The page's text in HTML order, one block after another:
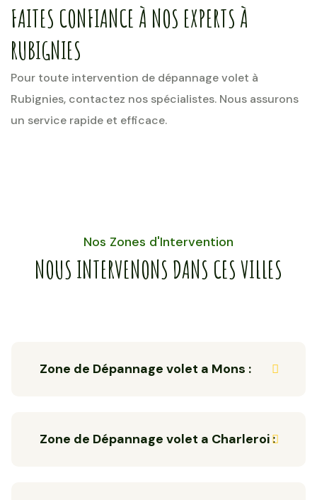
FAITES CONFIANCE À NOS EXPERTS À
RUBIGNIES
Pour toute intervention de dépannage volet à
Rubignies, contactez nos spécialistes. Nous assurons
un service rapide et efficace.
Nos Zones d'Intervention
NOUS INTERVENONS DANS CES VILLES
Zone de Dépannage volet a Mons :
Zone de Dépannage volet a Charleroi :